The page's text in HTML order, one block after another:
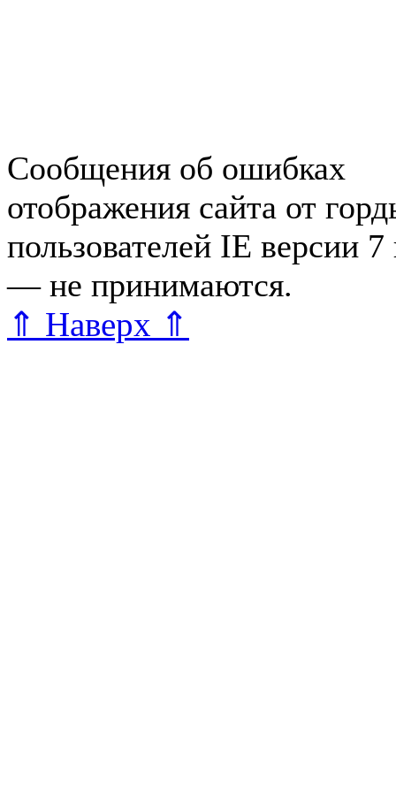
Сообщения об ошибках
отображения сайта от
пользователей IE версии
— не принимаются.
⇑ Наверх ⇑